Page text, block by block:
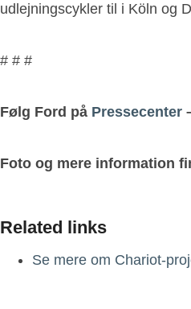
udlejningscykler til i Köln og
# # #
Følg Ford på Pressecenter
Foto og mere information
Related links
Se mere om Chariot-